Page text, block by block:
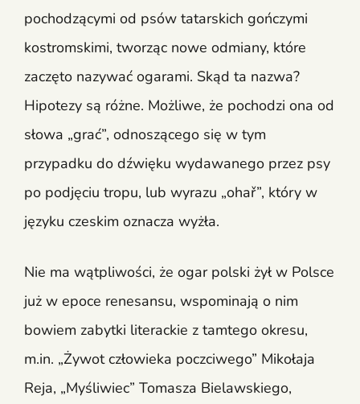
pochodzącymi od psów tatarskich gończymi
kostromskimi, tworząc nowe odmiany, które
zaczęto nazywać ogarami. Skąd ta nazwa?
Hipotezy są różne. Możliwe, że pochodzi ona od
słowa „grać”, odnoszącego się w tym
przypadku do dźwięku wydawanego przez psy
po podjęciu tropu, lub wyrazu „ohař”, który w
języku czeskim oznacza wyżła.
Nie ma wątpliwości, że ogar polski żył w Polsce
już w epoce renesansu, wspominają o nim
bowiem zabytki literackie z tamtego okresu,
m.in. „Żywot człowieka poczciwego” Mikołaja
Reja, „Myśliwiec” Tomasza Bielawskiego,